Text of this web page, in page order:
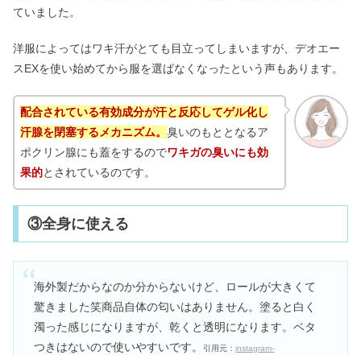
ていました。
洋服によってはワキ汗がとても目立ってしまいますが、デオエー
スEXを使い始めてから服を選ばなくなったという声もあります。
配合されている有効成分が汗と反応してゲル化し
汗腺を閉塞するメカニズム。 臭いのもととなるア
ポクリン腺にも蓋をするのでワキガの臭いにも効
果的とされているのです。
③全身に使える
海外製だからなのか分からないけど、ロールが大きくて
驚きました笑商品自体の匂いはありません。塗ると白く
濁った感じになりますが、乾くと透明になります。ベタ
つきはないので使いやすいです。
引用元：instagram-